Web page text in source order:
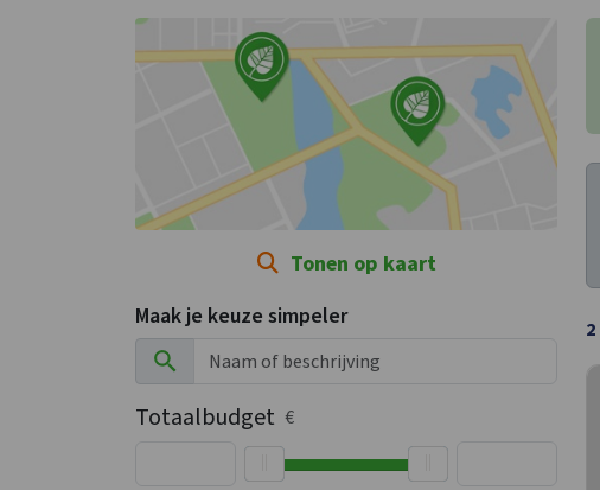
Tonen op kaart
Maak je keuze simpeler
Totaalbudget €
2